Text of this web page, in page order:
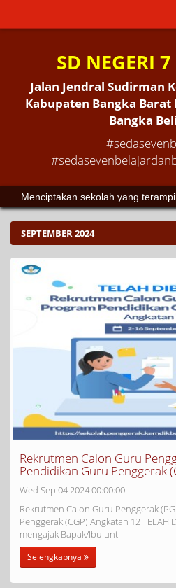
SD NEGERI
Jalan Jendral Sudirman
Kabupaten Bangka
Bangka
Menciptakan sekolah yang
SEPTEMBER 2024
Rekrutmen Calon Guru
Pendidikan Guru Penggerak
Wed Sep 04 2024 00:00:00
Rekrutmen Calon Guru Penggerak
Penggerak (CGP) Angkatan 12
mengajak Bapak/Ibu unt
Selengkapnya